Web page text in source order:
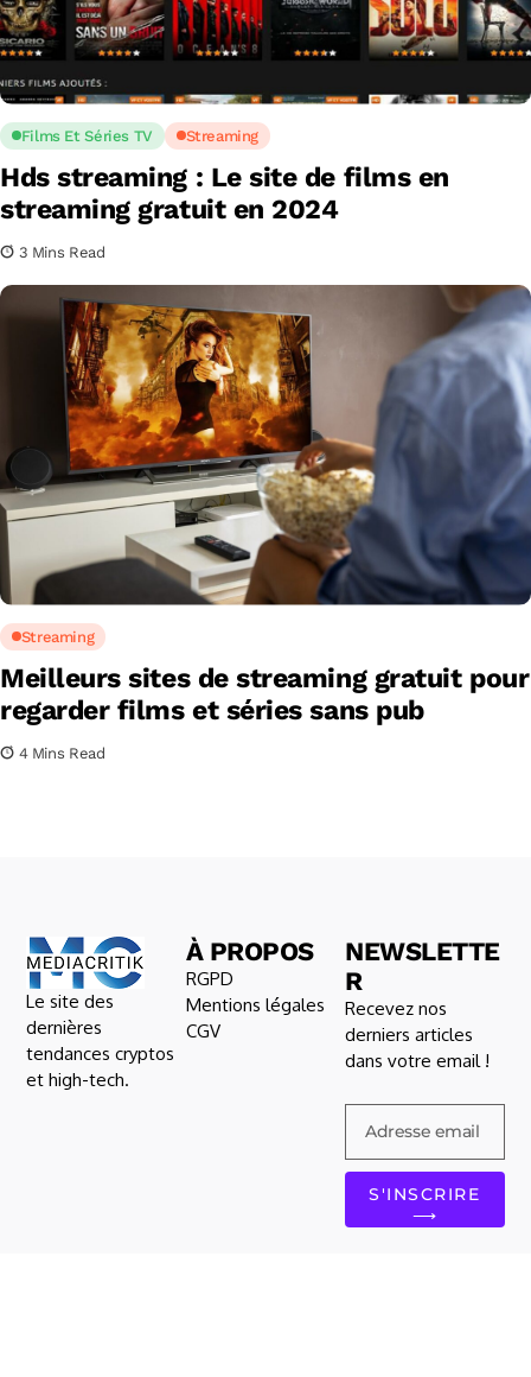
Films Et Séries TV Streaming
Hds streaming : Le site de films en
streaming gratuit en 2024
3 Mins Read
Streaming
Meilleurs sites de streaming gratuit pour
regarder films et séries sans pub
4 Mins Read
Le site des
dernières
tendances cryptos
et high-tech.
À PROPOS
RGPD
Mentions légales
CGV
NEWSLETTE
R
Recevez nos
derniers articles
dans votre email !
S'INSCRIRE
⟶